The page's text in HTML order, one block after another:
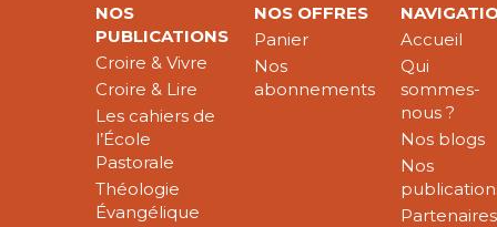
NOS
PUBLICATIONS
Croire & Vivre
Croire & Lire
Les cahiers de
l’École
Pastorale
Théologie
Évangélique
NOS OFFRES
Panier
Nos
abonnements
Accueil
Qui
sommes-
nous ?
Nos blogs
Nos
Partenaires